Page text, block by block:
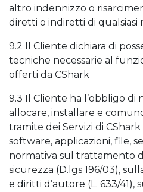
altro indennizzo o
diretti o indiretti di qualsiasi
9.2 Il Cliente dichiara di
tecniche necessarie al
offerti da CShark
9.3 Il Cliente ha l’obbligo di
allocare, installare e
tramite dei Servizi di
software, applicazioni, file,
normativa sul trattamento
sicurezza (D.lgs 196/03),
e diritti d’autore (L. 633/41),